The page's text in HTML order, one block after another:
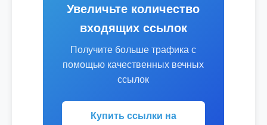
Увеличьте количество
входящих ссылок
Получите больше трафика с
помощью качественных вечных
ссылок
Купить ссылки на